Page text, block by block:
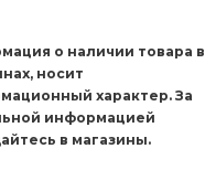
о наличии товара в
носит
характер. За
информацией
в магазины.